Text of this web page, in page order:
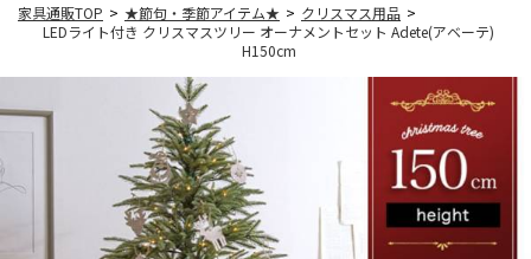
家具通販TOP > ★節句・季節アイテム★ > クリスマス用品 >
LEDライト付き クリスマスツリー オーナメントセット Adete(アベーテ)
H150cm